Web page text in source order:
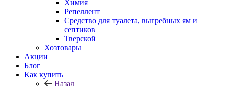
Химия
Репеллент
Средство для туалета, выгребных ям и
септиков
Тверской
Хозтовары
Акции
Блог
Как купить
Назад